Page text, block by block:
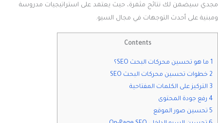
مجدي سيضمن لك نتائج مثمرة، حيث يعتمد على استراتيجيات مدروسة
ومبنية على أحدث التوجهات في مجال السيو.
Contents
1 ما هو تحسين محركات البحث SEO؟
2 خطوات تحسين محركات البحث SEO
3 التركيز على الكلمات المفتاحية
4 رفع جودة المحتوى
5 تحسين صور الموقع